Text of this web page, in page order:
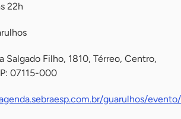
22h
Salgado Filho, 1810, Térreo, Centro,
07115-000
guarulhos/